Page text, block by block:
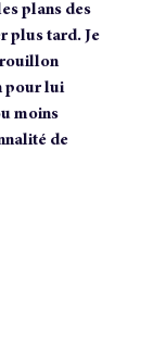
plans des
plus tard. Je
pour lui
moins
de